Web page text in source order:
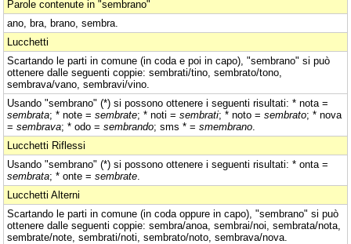
Parole contenute in "sembrano"
ano, bra, brano, sembra.
Lucchetti
Scartando le parti in comune (in coda e poi in capo), "sembrano" si può
ottenere dalle seguenti coppie: sembrati/tino, sembrato/tono,
sembrava/vano, sembravi/vino.
Usando "sembrano" (*) si possono ottenere i seguenti risultati: * nota =
sembrata; * note = sembrate; * noti = sembrati; * noto = sembrato; * nova
= sembrava; * odo = sembrando; sms * = smembrano
Lucchetti Riflessi
Usando "sembrano" (*) si possono ottenere i seguenti risultati: * onta =
sembrata; * onte = sembrate
Lucchetti Alterni
Scartando le parti in comune (in coda oppure in capo), "sembrano" si può
ottenere dalle seguenti coppie: sembra/anoa, sembrai/noi, sembrata/nota,
sembrate/note, sembrati/noti, sembrato/noto, sembrava/nova.